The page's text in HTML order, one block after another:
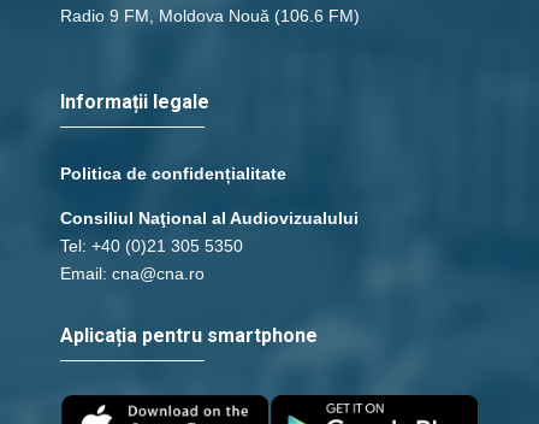
save_alt
45 - Romani 15
45 - Romani 16
Radio 9 FM, Moldova Nouă (106.6 FM)
Informații legale
Politica de confidențialitate
Consiliul Naţional al Audiovizualului
Tel: +40 (0)21 305 5350
Email: cna@cna.ro
Aplicația pentru smartphone